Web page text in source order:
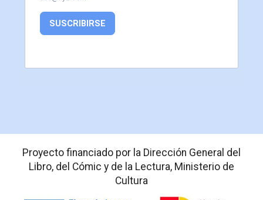
SUSCRIBIRSE
Proyecto financiado por la Dirección General del
Libro, del Cómic y de la Lectura, Ministerio de
Cultura